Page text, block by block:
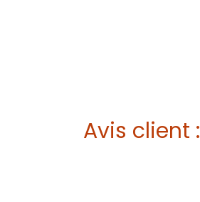
Avis client :